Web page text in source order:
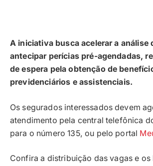
A iniciativa busca acelerar a análise
antecipar perícias pré-agendadas,
de espera pela obtenção de
previdenciários e assistenciais.
Os segurados interessados devem
atendimento pela central telefônica
para o número 135, ou pelo portal
Confira a distribuição das vagas e os